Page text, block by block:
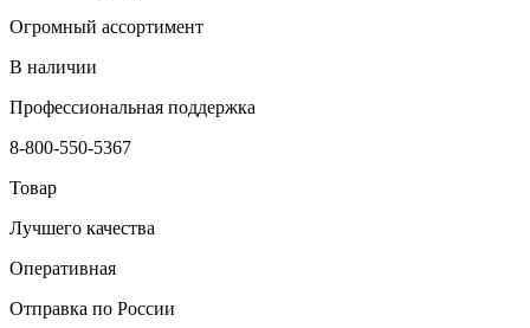
Огромный ассортимент
В наличии
Профессиональная поддержка
8-800-550-5367
Товар
Лучшего качества
Оперативная
Отправка по России